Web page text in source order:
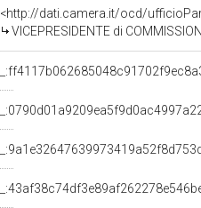
<http://dati.camera.it/ocd/
VICEPRESIDENTE di COMMISSIONE SPECIALE PER L'ESAME